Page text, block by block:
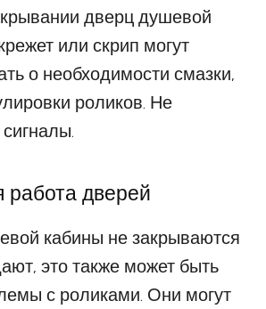
дверц душевой
или скрип могут
о необходимости смазки,
роликов. Не
работа дверей
кабины не закрываются
это также может быть
с роликами. Они могут